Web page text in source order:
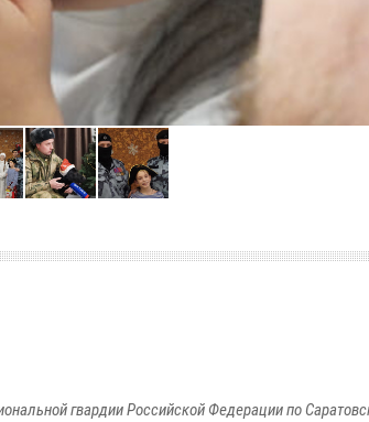
гвардии Российской Федерации по